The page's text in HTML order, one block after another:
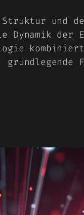
und
der